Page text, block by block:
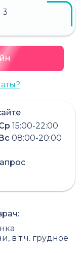
3
15:00-22:00
Вс 08:00-20:00
в т.ч. грудное